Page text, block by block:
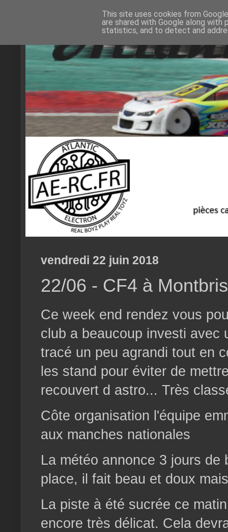
vendredi 22 juin 2018
22/06 - CF4 à
Ce week end rendez vous
club a beaucoup investi avec
tracé un peu agrandi tout en
les stand pour éviter de
recouvert d astro... Très
Côte organisation l'équipe
aux manches nationales
La météo annonce 3 jours
place, il fait beau et doux
La piste à été sucrée ce
encore très délicat. Cela
This site uses cookies from
are shared with Google along
statistics, and to detect and